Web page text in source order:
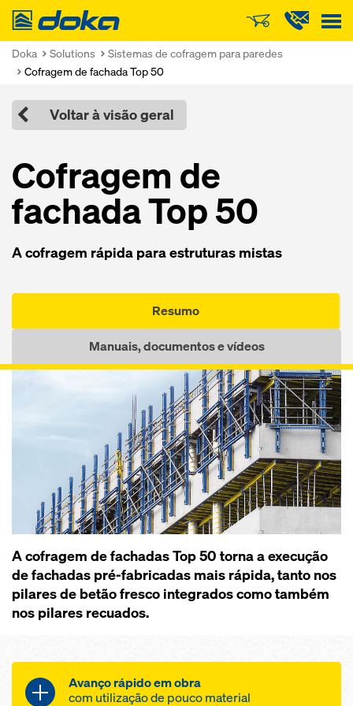
Doka
Doka Solutions
Sistemas de cofragem para paredes
Cofragem de fachada Top 50
Voltar à visão geral
Cofragem de
fachada Top 50
A cofragem rápida para estruturas mistas
Resumo
Manuais, documentos e vídeos
A cofragem de fachadas Top 50 torna a execução
de fachadas pré-fabricadas mais rápida, tanto nos
pilares de betão fresco integrados como também
nos pilares recuados.
Avanço rápido em obra
com utilização de pouco material